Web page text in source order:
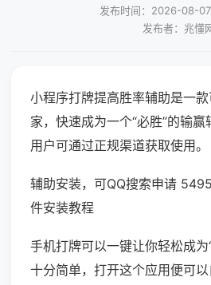
发布时间：2026-08-07
发布者：兆懂
小程序打牌提高胜率辅助是一
家，快速成为一个“必胜”的输
用户可通过正规渠道获取使用。
辅助安装，可QQ搜索申请
件安装教程
手机打牌可以一键让你轻松成
十分简单，打开这个应用便可